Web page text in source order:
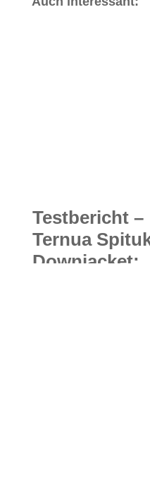
Testbericht –
Ternua
Downjacket: